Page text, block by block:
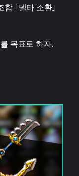
「델타 소환」
목표로 하자.